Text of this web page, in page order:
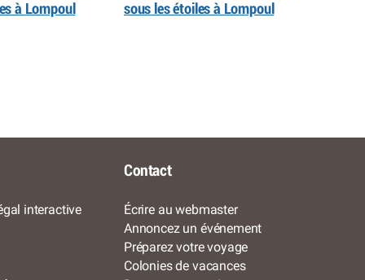
à Lompoul
sous les étoiles à Lompoul
interactive
Contact
Écrire au webmaster
Annoncez un événement
Préparez votre voyage
Colonies de vacances